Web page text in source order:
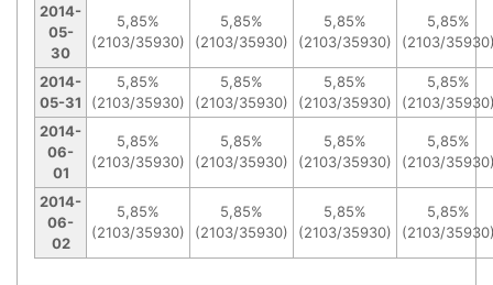
2014-
05-
30
5,85%
(2103/35930)
5,85%
(2103/35930)
5,85%
(2103/35930)
5,85%
(2103/
2014-
05-31
5,85%
(2103/35930)
5,85%
(2103/35930)
5,85%
(2103/35930)
5,85%
(2103/
2014-
06-
01
5,85%
(2103/35930)
5,85%
(2103/35930)
5,85%
(2103/35930)
5,85%
(2103/
2014-
06-
02
5,85%
(2103/35930)
5,85%
(2103/35930)
5,85%
(2103/35930)
5,85%
(2103/